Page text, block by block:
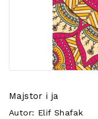
Majstor i ja
Autor: Elif Shafak